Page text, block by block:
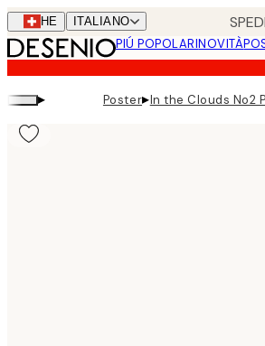
Skip
to
main
content.
CHE ITALIANO
PIÚ POPOLARINOVITÀ
▸ Poster▸In the Clouds No2